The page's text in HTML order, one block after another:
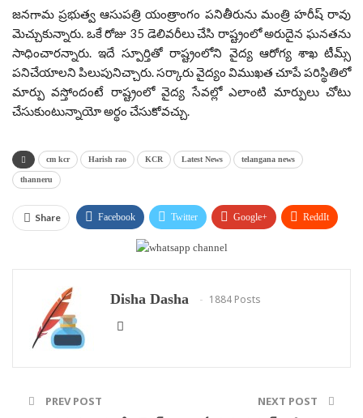
జనగామ ప్రభుత్వ ఆసుపత్రి యంత్రాంగం పనితీరును మంత్రి హరీష్ రావు
మెచ్చుకున్నారు. ఒకే రోజు 35 డెలివరీలు చేసి రాష్ట్రంలో అరుదైన ఘనతను
సాధించారన్నారు. ఇదే స్పూర్తితో రాష్ట్రంలోని వైద్య ఆరోగ్య శాఖ టీమ్స్
పనిచేయాలని పిలుపునిచ్చారు. సర్కారు వైద్యం విముఖత చూపే పరిస్థితిలో
మార్పు వస్తోందంటే రాష్ట్రంలో వైద్య సేవల్లో ఎలాంటి మార్పులు చోటు
చేసుకుంటున్నాయో అర్థం చేసుకోవచ్చు.
cm kcr Harish rao KCR Latest News telangana news
thanneru
Share Facebook Twitter Google+ ReddIt
WhatsApp Pinterest
Disha Dasha 1884 Posts
PREV POST NEXT POST